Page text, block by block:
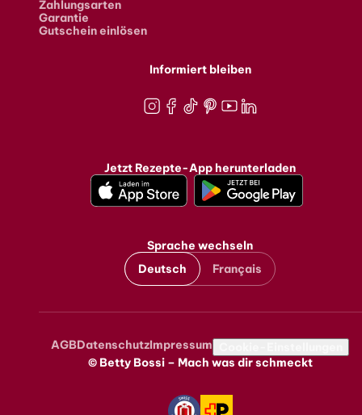
Zahlungsarten
Garantie
Gutschein einlösen
Informiert bleiben
Jetzt Rezepte-App herunterladen
Sprache wechseln
Deutsch
Français
Metanavigation
AGBDatenschutzImpressum
© Betty Bossi – Mach was dir schmeckt